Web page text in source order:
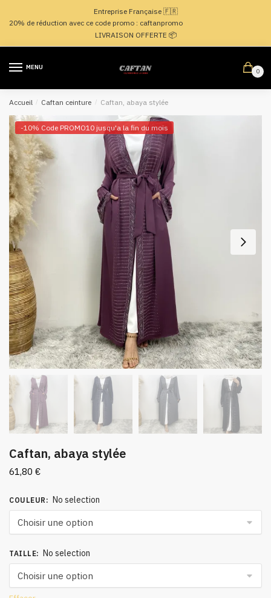
navigation
Entreprise Française 🇫🇷
20% de réduction avec ce code promo : caftanpromo
LIVRAISON OFFERTE 📦
MENU
0
Accueil / Caftan ceinture / Caftan, abaya stylée
-10% Code PROMO10 jusqu'a la fin du mois
Caftan, abaya stylée
61,80 €
COULEUR : No selection
TAILLE: No selection